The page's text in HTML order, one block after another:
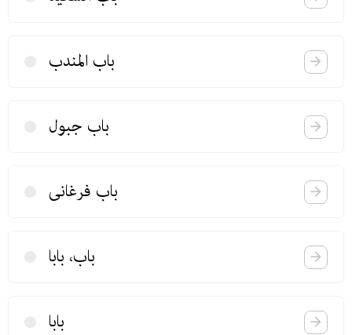
باب المندب
باب جبول
باب فرغانی
باب، بابا
بابا